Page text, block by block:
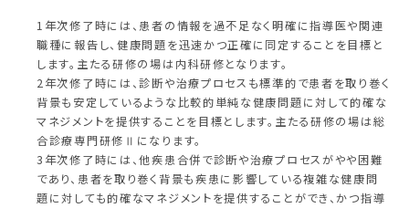
1年次修了時には、患者の情報を過不足なく明確に指導医や関連
職種に報告し、健康問題を迅速かつ正確に同定することを目標と
します。主たる研修の場は内科研修となります。
2年次修了時には、診断や治療プロセスも標準的で患者を取り巻く
背景も安定しているような比較的単純な健康問題に対して的確な
マネジメントを提供することを目標とします。主たる研修の場は総
合診療専門研修Ⅱになります。
3年次修了時には、他疾患合併で診断や治療プロセスがやや困難
であり、患者を取り巻く背景も疾患に影響している複雑な健康問
題に対しても的確なマネジメントを提供することができ、かつ指導
交通アクセス